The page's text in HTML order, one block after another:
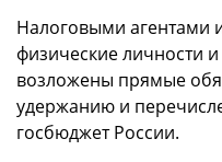
Налоговыми агентами
физические личности
возложены прямые
удержанию и
госбюджет России.